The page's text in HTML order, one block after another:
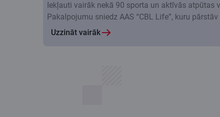
Iekļauti vairāk nekā 90 sporta un aktīvās atpūtas
Pakalpojumu sniedz AAS “CBL Life”, kuru
Uzzināt vairāk